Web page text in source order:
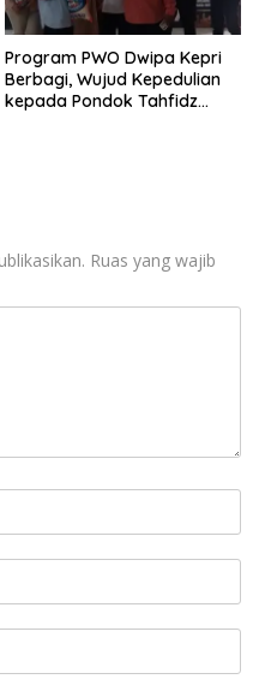
Program PWO Dwipa Kepri
Berbagi, Wujud Kepedulian
kepada Pondok Tahfidz
Ruas yang wajib